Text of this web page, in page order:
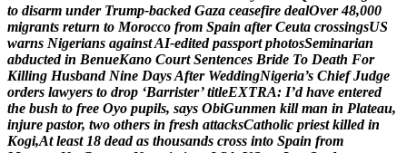
to disarm under Trump-backed Gaza ceasefire dealOver 48,000
migrants return to Morocco from Spain after Ceuta crossingsUS
warns Nigerians againstAI-edited passport photosSeminarian
abducted in BenueKano Court Sentences Bride To Death For
Killing Husband Nine DaysAfter WeddingNigeria’s Chief Judge
orders lawyers to drop ‘Barrister’ titleEXTRA: I’d have entered
the bush to free Oyo pupils, says ObiGunmen kill man in Plateau,
injure pastor, two others in fresh attacksCatholic priest killed in
Kogi,At least 18 dead as thousands cross into Spain from